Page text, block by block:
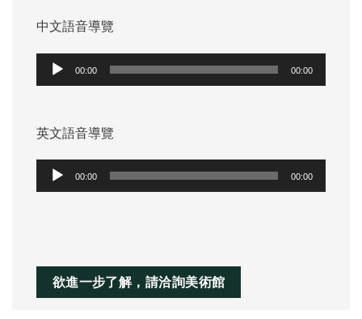
中文語音導覽
訊
放
器
00:00 00:00
英文語音導覽
訊
00:00 00:00
欲進一步了解，請洽詢美術館